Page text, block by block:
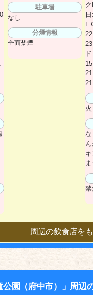
駐車場
なし
分煙情報
全面禁煙
火
ま
禁
周辺の飲食店を
公園（府中市）」周辺